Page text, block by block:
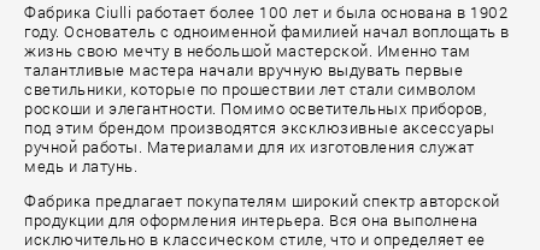
Фабрика Ciulli работает более 100 лет и была основана в 1902
году. Основатель с одноименной фамилией начал воплощать в
жизнь свою мечту в небольшой мастерской. Именно там
талантливые мастера начали вручную выдувать первые
светильники, которые по прошествии лет стали символом
роскоши и элегантности. Помимо осветительных приборов,
под этим брендом производятся эксклюзивные аксессуары
ручной работы. Материалами для их изготовления служат
медь и латунь.
Фабрика предлагает покупателям широкий спектр авторской
продукции для оформления интерьера. Вся она выполнена
исключительно в классическом стиле, что и определяет ее